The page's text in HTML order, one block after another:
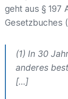
geht aus § 197
Gesetzbuches
(1) In 30
anderes
[…]